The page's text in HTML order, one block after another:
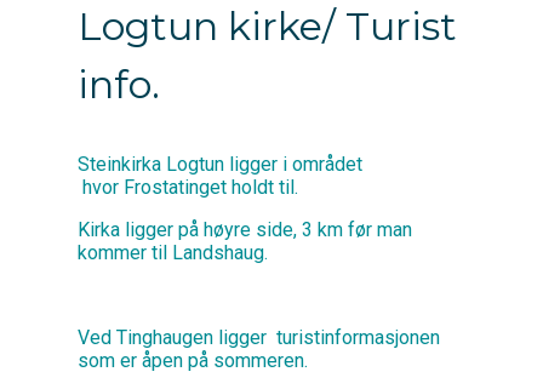
Logtun kirke/ Turist
info.
Steinkirka Logtun ligger i området
hvor Frostatinget holdt til.
Kirka ligger på høyre side, 3 km før man
kommer til Landshaug.
Ved Tinghaugen ligger turistinformasjonen
som er åpen på sommeren.